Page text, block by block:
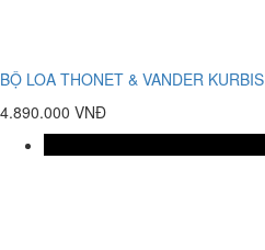
BỘ LOA THONET & VANDER KURBIS
4.890.000 VNĐ